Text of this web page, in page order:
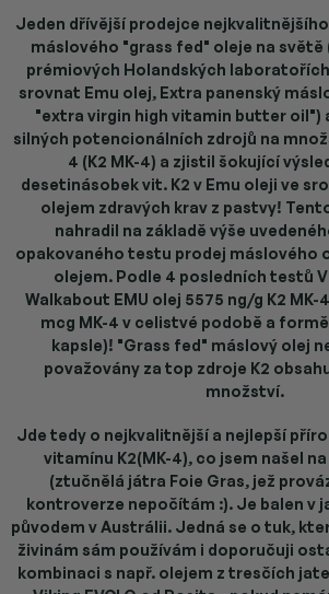
Jeden dřívější prodejce
máslového "grass fed" oleje na světě
prémiových Holandských
srovnat Emu olej, Extra panenský
"extra virgin high vitamin butter oil")
silných potencionálních zdrojů na
4 (K2 MK-4) a zjistil šokující
desetinásobek vit. K2 v Emu oleji ve
olejem zdravých krav z pastvy!
nahradil na základě výše
opakovaného testu prodej máslového
olejem. Podle 4 posledních testů
Walkabout EMU olej 5575 ng/g K2 MK-
mcg MK-4 v celistvé podobě a
kapsle)! "Grass fed" máslový olej
považovány za top zdroje K2
množství.
Jde tedy o nejkvalitnější a nejlepší
vitamínu K2(MK-4), co jsem našel
(ztučnělá játra Foie Gras, jež
kontroverze nepočítám :). Je balen v
původem v Austrálii. Jedná se o tuk,
živinám sám používám i doporučuji
kombinaci s např. olejem z tresčích